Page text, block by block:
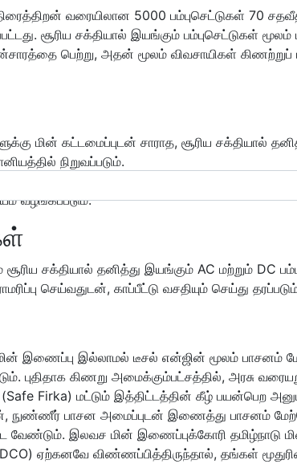
வரையிலான 5000 பம்புசெட்டுகள் 70
சூரிய சக்தியால் இயங்கும் பம்புசெட்டுகள்
பெற்று, அதன் மூலம் விவசாயிகள்
மின் கட்டமைப்புடன் சாராத, சூரிய சக்தியால்
நிறுவப்படும்.
சார்ந்த சிறு, குறு விவசாயிகளுக்கு 70
வழங்கப்படும்.
சக்தியால் தனித்து இயங்கும் AC மற்றும் DC
செய்வதுடன், காப்பீட்டு வசதியும் செய்து
இணைப்பு இல்லாமல் டீசல் என்ஜின் மூலம் பாசனம்
புதிதாக கிணறு அமைக்கும்பட்சத்தில், அரசு
(Safe Firka) மட்டும் இத்திட்டத்தின் கீழ் பயன்பெற
நுண்ணீர் பாசன அமைப்புடன் இணைத்து பாசனம்
வேண்டும். இலவச மின் இணைப்புக்கோரி தமிழ்நாடு
ஏற்கனவே விண்ணப்பித்திருந்தால், தங்கள்